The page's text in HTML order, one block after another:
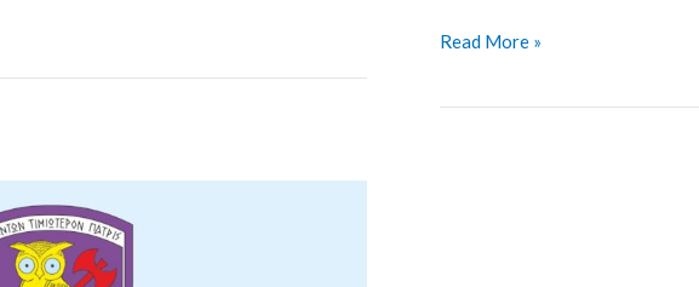
Read More »